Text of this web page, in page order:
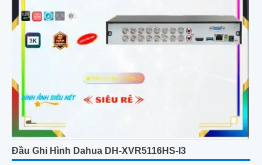
Đầu Ghi Hình Dahua DH-XVR5116HS-I3